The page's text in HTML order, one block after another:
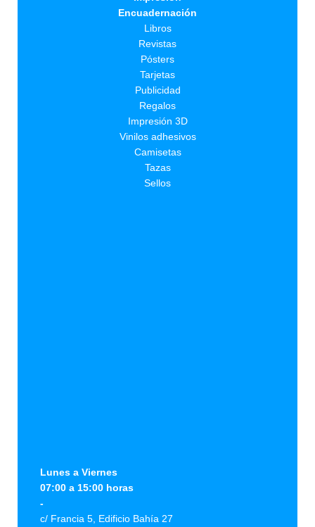
Encuadernación
Libros
Revistas
Pósters
Tarjetas
Publicidad
Regalos
Impresión 3D
Vinilos adhesivos
Camisetas
Tazas
Sellos
Lunes a Viernes
07:00 a 15:00 horas
-
c/ Francia 5, Edificio Bahía 27